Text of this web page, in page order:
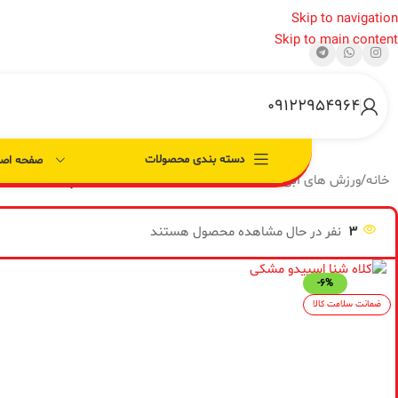
Skip to navigation
Skip to main content
09122954964
دسته بندی محصولات صفحه
خانه/ورزش های آبی/لوازم شنا/عینک وکلاه شنا/کلاه شنا اسپیدو مشکی
3 نفر در حال مشاهده محصول هستند
-6%
ضمانت سلامت کالا